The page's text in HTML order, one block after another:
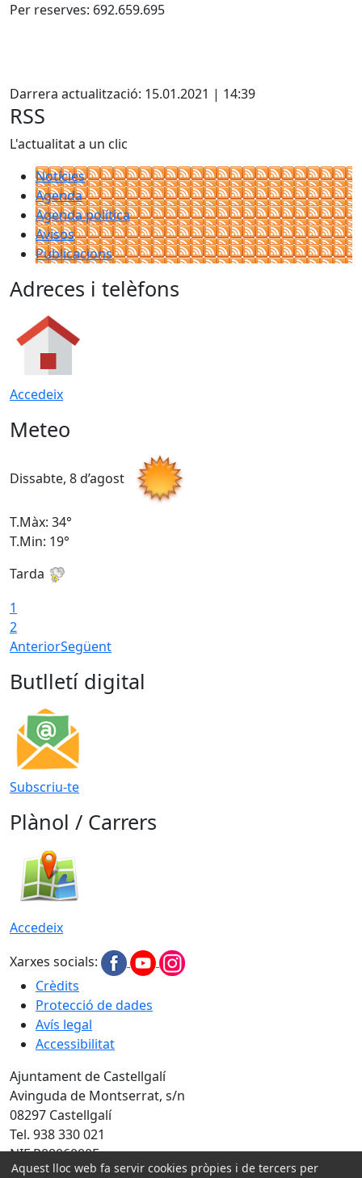
Per reserves: 692.659.695
Darrera actualització: 15.01.2021 | 14:39
RSS
L'actualitat a un clic
Notícies
Agenda
Agenda política
Avisos
Publicacions
Adreces i telèfons
Accedeix
Meteo
Dissabte, 8 d’agost
T.Màx: 34°
T.Min: 19°
Tarda
1
2
AnteriorSegüent
Butlletí digital
Subscriu-te
Plànol / Carrers
Accedeix
Xarxes socials:
Crèdits
Protecció de dades
Avís legal
Accessibilitat
Ajuntament de Castellgalí
Avinguda de Montserrat, s/n
08297 Castellgalí
Tel. 938 330 021
NIF P0806000F
Aquest lloc web fa servir cookies pròpies i de tercers per